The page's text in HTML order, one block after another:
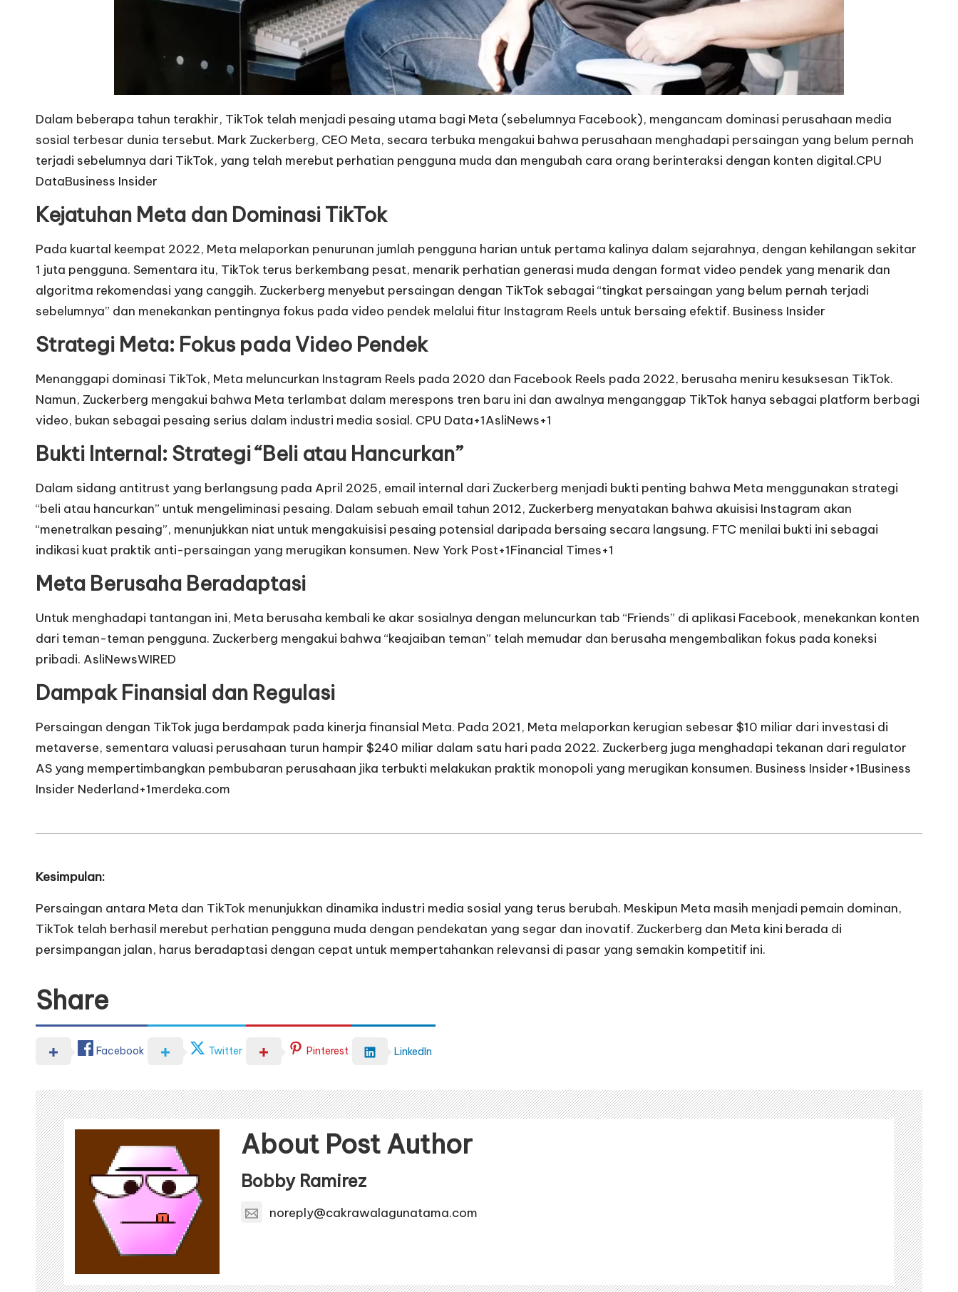
2
0
2
5
-
I
n
o
v
a
s
i
d
a
n
T
r
e
n
T
e
r
a
r
u
Dalam beberapa tahun terakhir, TikTok telah menjadi pesaing utama bagi Meta (sebelumnya Facebook), mengancam dominasi perusahaan media
sosial terbesar dunia tersebut. Mark Zuckerberg, CEO Meta, secara terbuka mengakui bahwa perusahaan menghadapi persaingan yang belum pernah
terjadi sebelumnya dari TikTok, yang telah merebut perhatian pengguna muda dan mengubah cara orang berinteraksi dengan konten digital.​CPU
DataBusiness Insider
Kejatuhan Meta dan Dominasi TikTok
Pada kuartal keempat 2022, Meta melaporkan penurunan jumlah pengguna harian untuk pertama kalinya dalam sejarahnya, dengan kehilangan sekitar
1 juta pengguna. Sementara itu, TikTok terus berkembang pesat, menarik perhatian generasi muda dengan format video pendek yang menarik dan
algoritma rekomendasi yang canggih. Zuckerberg menyebut persaingan dengan TikTok sebagai “tingkat persaingan yang belum pernah terjadi
sebelumnya” dan menekankan pentingnya fokus pada video pendek melalui fitur Instagram Reels untuk bersaing efektif. ​ Business Insider
Strategi Meta: Fokus pada Video Pendek
Menanggapi dominasi TikTok, Meta meluncurkan Instagram Reels pada 2020 dan Facebook Reels pada 2022, berusaha meniru kesuksesan TikTok.
Namun, Zuckerberg mengakui bahwa Meta terlambat dalam merespons tren baru ini dan awalnya menganggap TikTok hanya sebagai platform berbagi
video, bukan sebagai pesaing serius dalam industri media sosial. ​ CPU Data+1AsliNews+1
Bukti Internal: Strategi “Beli atau Hancurkan”
Dalam sidang antitrust yang berlangsung pada April 2025, email internal dari Zuckerberg menjadi bukti penting bahwa Meta menggunakan strategi
“beli atau hancurkan” untuk mengeliminasi pesaing. Dalam sebuah email tahun 2012, Zuckerberg menyatakan bahwa akuisisi Instagram akan
“menetralkan pesaing”, menunjukkan niat untuk mengakuisisi pesaing potensial daripada bersaing secara langsung. FTC menilai bukti ini sebagai
indikasi kuat praktik anti-persaingan yang merugikan konsumen. ​ New York Post+1Financial Times+1
Meta Berusaha Beradaptasi
Untuk menghadapi tantangan ini, Meta berusaha kembali ke akar sosialnya dengan meluncurkan tab “Friends” di aplikasi Facebook, menekankan konten
dari teman-teman pengguna. Zuckerberg mengakui bahwa “keajaiban teman” telah memudar dan berusaha mengembalikan fokus pada koneksi
pribadi. ​ AsliNewsWIRED
Dampak Finansial dan Regulasi
Persaingan dengan TikTok juga berdampak pada kinerja finansial Meta. Pada 2021, Meta melaporkan kerugian sebesar $10 miliar dari investasi di
metaverse, sementara valuasi perusahaan turun hampir $240 miliar dalam satu hari pada 2022. Zuckerberg juga menghadapi tekanan dari regulator
AS yang mempertimbangkan pembubaran perusahaan jika terbukti melakukan praktik monopoli yang merugikan konsumen. ​ Business Insider+1Business
Insider Nederland+1merdeka.com
Kesimpulan:
Persaingan antara Meta dan TikTok menunjukkan dinamika industri media sosial yang terus berubah. Meskipun Meta masih menjadi pemain dominan,
TikTok telah berhasil merebut perhatian pengguna muda dengan pendekatan yang segar dan inovatif. Zuckerberg dan Meta kini berada di
persimpangan jalan, harus beradaptasi dengan cepat untuk mempertahankan relevansi di pasar yang semakin kompetitif ini.
Share
Facebook Twitter Pinterest LinkedIn
About Post Author
Bobby Ramirez
noreply@cakrawalagunatama.com